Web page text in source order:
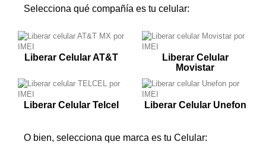
Selecciona qué compañía es tu celular:
Liberar Celular AT&T
Liberar Celular
Movistar
Liberar Celular Telcel Liberar Celular Unefon
O bien, selecciona que marca es tu Celular: